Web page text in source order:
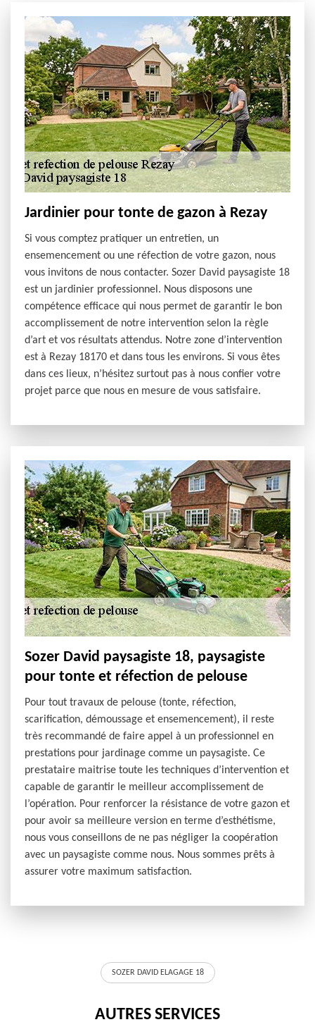
Jardinier pour tonte de gazon à Rezay
Si vous comptez pratiquer un entretien, un
ensemencement ou une réfection de votre gazon, nous
vous invitons de nous contacter. Sozer David paysagiste 18
est un jardinier professionnel. Nous disposons une
compétence efficace qui nous permet de garantir le bon
accomplissement de notre intervention selon la règle
d’art et vos résultats attendus. Notre zone d’intervention
est à Rezay 18170 et dans tous les environs. Si vous êtes
dans ces lieux, n’hésitez surtout pas à nous confier votre
projet parce que nous en mesure de vous satisfaire.
Sozer David paysagiste 18, paysagiste
pour tonte et réfection de pelouse
Pour tout travaux de pelouse (tonte, réfection,
scarification, démoussage et ensemencement), il reste
très recommandé de faire appel à un professionnel en
prestations pour jardinage comme un paysagiste. Ce
prestataire maitrise toute les techniques d’intervention et
capable de garantir le meilleur accomplissement de
l’opération. Pour renforcer la résistance de votre gazon et
pour avoir sa meilleure version en terme d’esthétisme,
nous vous conseillons de ne pas négliger la coopération
avec un paysagiste comme nous. Nous sommes prêts à
assurer votre maximum satisfaction.
SOZER DAVID ELAGAGE 18
AUTRES SERVICES